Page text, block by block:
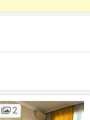
2